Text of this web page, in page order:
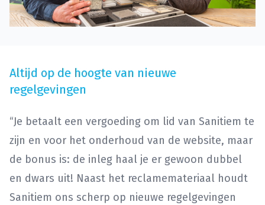
Altijd op de hoogte van nieuwe
regelgevingen
“Je betaalt een vergoeding om lid van Sanitiem te
zijn en voor het onderhoud van de website, maar
de bonus is: de inleg haal je er gewoon dubbel
en dwars uit! Naast het reclamemateriaal houdt
Sanitiem ons scherp op nieuwe regelgevingen